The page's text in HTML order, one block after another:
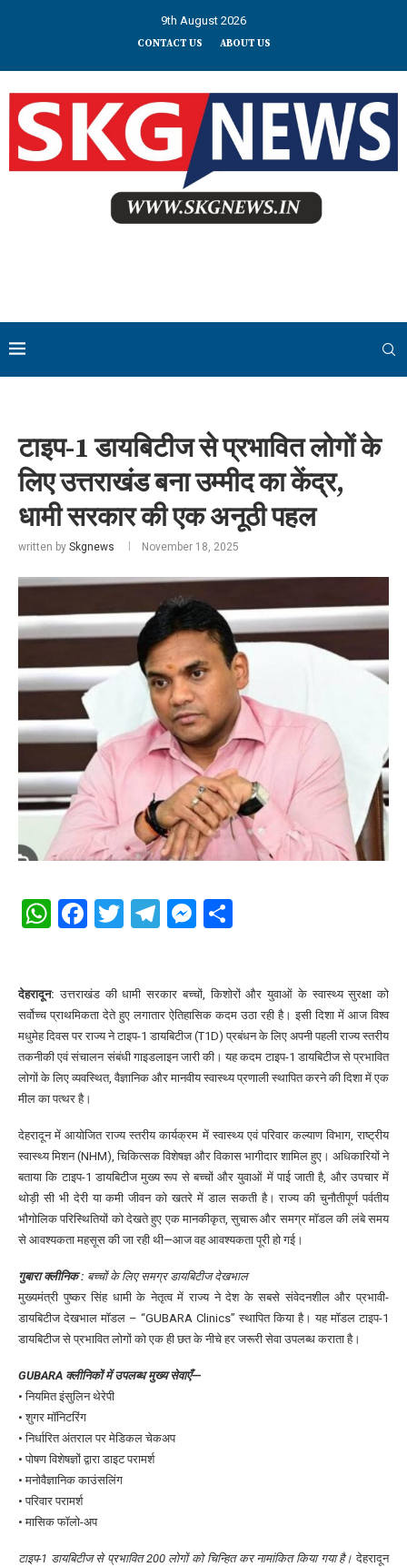
9th August 2026
CONTACT US ABOUT US
टाइप-1 डायबिटीज से प्रभावित लोगों के
लिए उत्तराखंड बना उम्मीद का केंद्र,
धामी सरकार की एक अनूठी पहल
written by Skgnews November 18, 2025
WhatsApp
Facebook
Twitter
Telegram
Messenger
देहरादून: उत्तराखंड की धामी सरकार बच्चों, किशोरों और युवाओं के स्वास्थ्य सुरक्षा को
सर्वोच्च प्राथमिकता देते हुए लगातार ऐतिहासिक कदम उठा रही है। इसी दिशा में आज विश्व
मधुमेह दिवस पर राज्य ने टाइप-1 डायबिटीज (T1D) प्रबंधन के लिए अपनी पहली राज्य स्तरीय
तकनीकी एवं संचालन संबंधी गाइडलाइन जारी की। यह कदम टाइप-1 डायबिटीज से प्रभावित
लोगों के लिए व्यवस्थित, वैज्ञानिक और मानवीय स्वास्थ्य प्रणाली स्थापित करने की दिशा में एक
मील का पत्थर है।
देहरादून में आयोजित राज्य स्तरीय कार्यक्रम में स्वास्थ्य एवं परिवार कल्याण विभाग, राष्ट्रीय
स्वास्थ्य मिशन (NHM), चिकित्सक विशेषज्ञ और विकास भागीदार शामिल हुए। अधिकारियों ने
बताया कि टाइप-1 डायबिटीज मुख्य रूप से बच्चों और युवाओं में पाई जाती है, और उपचार में
थोड़ी सी भी देरी या कमी जीवन को खतरे में डाल सकती है। राज्य की चुनौतीपूर्ण पर्वतीय
भौगोलिक परिस्थितियों को देखते हुए एक मानकीकृत, सुचारू और समग्र मॉडल की लंबे समय
से आवश्यकता महसूस की जा रही थी—आज वह आवश्यकता पूरी हो गई।
गुबारा क्लीनिक : बच्चों के लिए समग्र डायबिटीज देखभाल
मुख्यमंत्री पुष्कर सिंह धामी के नेतृत्व में राज्य ने देश के सबसे संवेदनशील और प्रभावी-
डायबिटीज देखभाल मॉडल – “GUBARA Clinics” स्थापित किया है। यह मॉडल टाइप-1
डायबिटीज से प्रभावित लोगों को एक ही छत के नीचे हर जरूरी सेवा उपलब्ध कराता है।
GUBARA क्लीनिकों में उपलब्ध मुख्य सेवाएँ—
• नियमित इंसुलिन थेरेपी
• शुगर मॉनिटरिंग
• निर्धारित अंतराल पर मेडिकल चेकअप
• पोषण विशेषज्ञों द्वारा डाइट परामर्श
• मनोवैज्ञानिक काउंसलिंग
• परिवार परामर्श
• मासिक फॉलो-अप
टाइप-1 डायबिटीज से प्रभावित 200 लोगों को चिन्हित कर नामांकित किया गया है। देहरादून